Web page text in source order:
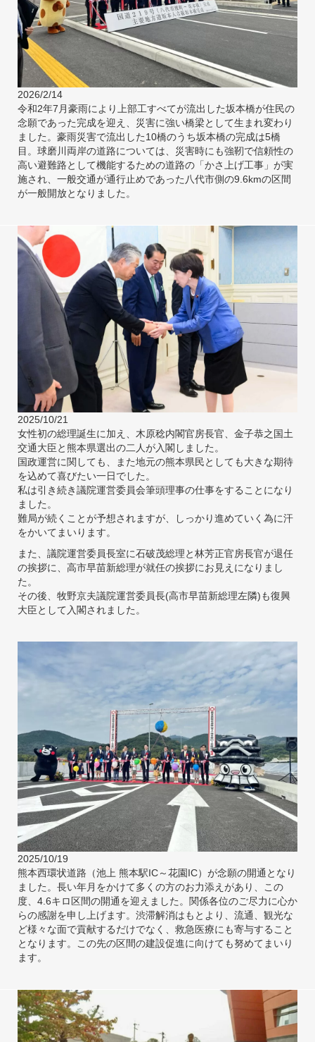
2026/2/14
令和2年7月豪雨により上部工すべてが流出した坂本橋が住民の
念願であった完成を迎え、災害に強い橋梁として生まれ変わり
ました。豪雨災害で流出した10橋のうち坂本橋の完成は5橋
目。球磨川両岸の道路については、災害時にも強靭で信頼性の
高い避難路として機能するための道路の「かさ上げ工事」が実
施され、一般交通が通行止めであった八代市側の9.6kmの区間
が一般開放となりました。
2025/10/21
女性初の総理誕生に加え、木原稔内閣官房長官、金子恭之国土
交通大臣と熊本県選出の二人が入閣しました。
国政運営に関しても、また地元の熊本県民としても大きな期待
を込めて喜びたい一日でした。
私は引き続き議院運営委員会筆頭理事の仕事をすることになり
ました。
難局が続くことが予想されますが、しっかり進めていく為に汗
をかいてまいります。
また、議院運営委員長室に石破茂総理と林芳正官房長官が退任
の挨拶に、高市早苗新総理が就任の挨拶にお見えになりまし
た。
その後、牧野京夫議院運営委員長(高市早苗新総理左隣)も復興
大臣として入閣されました。
2025/10/19
熊本西環状道路（池上 熊本駅IC～花園IC）が念願の開通となり
ました。長い年月をかけて多くの方のお力添えがあり、この
度、4.6キロ区間の開通を迎えました。関係各位のご尽力に心か
らの感謝を申し上げます。渋滞解消はもとより、流通、観光な
ど様々な面で貢献するだけでなく、救急医療にも寄与すること
となります。この先の区間の建設促進に向けても努めてまいり
ます。